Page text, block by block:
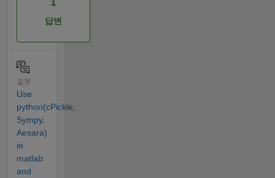
답변
질문
Use
python(cPickle,
Sympy,
Aesara)
in
matlab
and